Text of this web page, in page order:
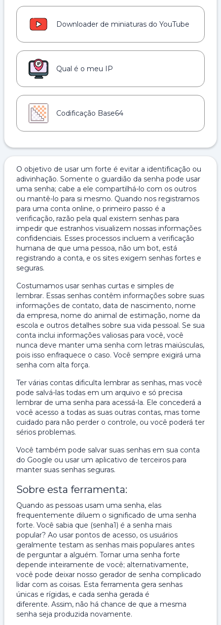
Downloader de miniaturas do YouTube
Qual é o meu IP
Codificação Base64
O objetivo de usar um forte é evitar a identificação ou
adivinhação. Somente o guardião da senha pode usar
uma senha; cabe a ele compartilhá-lo com os outros
ou mantê-lo para si mesmo. Quando nos registramos
para uma conta online, o primeiro passo é a
verificação, razão pela qual existem senhas para
impedir que estranhos visualizem nossas informações
confidenciais. Esses processos incluem a verificação
humana de que uma pessoa, não um bot, está
registrando a conta, e os sites exigem senhas fortes e
seguras.
Costumamos usar senhas curtas e simples de
lembrar. Essas senhas contêm informações sobre suas
informações de contato, data de nascimento, nome
da empresa, nome do animal de estimação, nome da
escola e outros detalhes sobre sua vida pessoal. Se sua
conta inclui informações valiosas para você, você
nunca deve manter uma senha com letras maiúsculas,
pois isso enfraquece o caso. Você sempre exigirá uma
senha com alta força.
Ter várias contas dificulta lembrar as senhas, mas você
pode salvá-las todas em um arquivo e só precisa
lembrar de uma senha para acessá-la. Ele concederá a
você acesso a todas as suas outras contas, mas tome
cuidado para não perder o controle, ou você poderá ter
sérios problemas.
Você também pode salvar suas senhas em sua conta
do Google ou usar um aplicativo de terceiros para
manter suas senhas seguras.
Sobre esta ferramenta:
Quando as pessoas usam uma senha, elas
frequentemente diluem o significado de uma senha
forte. Você sabia que (senha1) é a senha mais
popular? Ao usar pontos de acesso, os usuários
geralmente testam as senhas mais populares antes
de perguntar a alguém. Tornar uma senha forte
depende inteiramente de você; alternativamente,
você pode deixar nosso gerador de senha complicado
lidar com as coisas. Esta ferramenta gera senhas
únicas e rígidas, e cada senha gerada é
diferente. Assim, não há chance de que a mesma
senha seja produzida novamente.